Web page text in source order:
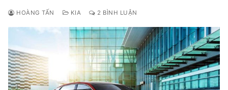
HOÀNG TẤN KIA 2 BÌNH LUẬN